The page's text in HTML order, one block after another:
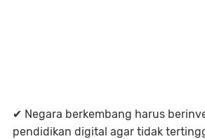
✔ Negara berkembang harus
pendidikan digital agar tidak